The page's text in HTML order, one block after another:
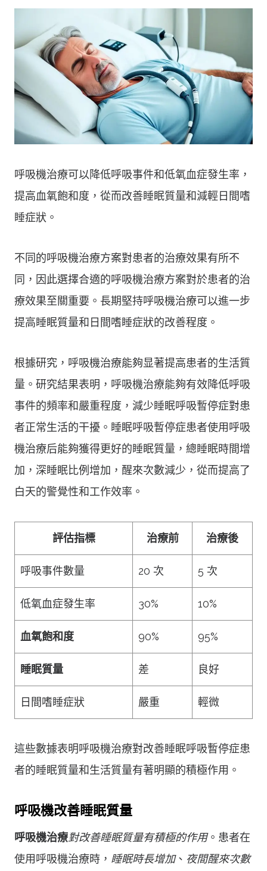
呼吸機治療可以降低呼吸事件和低氧血症發生率，
提高血氧飽和度，從而改善睡眠質量和減輕日間嗜
睡症狀。
不同的呼吸機治療方案對患者的治療效果有所不
同，因此選擇合適的呼吸機治療方案對於患者的治
療效果至關重要。長期堅持呼吸機治療可以進一步
提高睡眠質量和日間嗜睡症狀的改善程度。
根據研究，呼吸機治療能夠显著提高患者的生活質
量。研究結果表明，呼吸機治療能夠有效降低呼吸
事件的頻率和嚴重程度，減少睡眠呼吸暫停症對患
者正常生活的干擾。睡眠呼吸暫停症患者使用呼吸
機治療后能夠獲得更好的睡眠質量，總睡眠時間增
加，深睡眠比例增加，醒來次數減少，從而提高了
白天的警覺性和工作效率。
評估指標 治療前 治療後
呼吸事件數量 20 次 5 次
低氧血症發生率 30% 10%
血氧飽和度 90% 95%
睡眠質量 差 良好
日間嗜睡症狀 嚴重 輕微
這些數據表明呼吸機治療對改善睡眠呼吸暫停症患
者的睡眠質量和生活質量有著明顯的積極作用。
呼吸機改善睡眠質量
呼吸機治療對改善睡眠質量有積極的作用。患者在
使用呼吸機治療時， 睡眠時長增加、 夜間醒來次數